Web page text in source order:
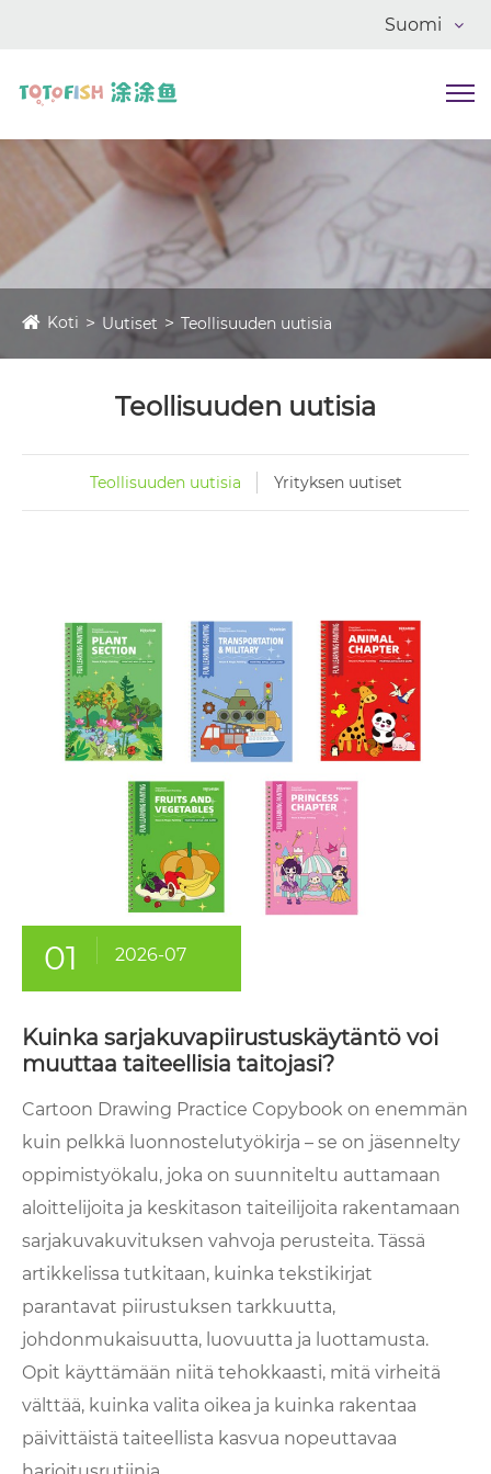
Suomi
Koti Uutiset Teollisuuden uutisia
Teollisuuden uutisia
Teollisuuden uutisia Yrityksen uutiset
01 2026-07
Kuinka sarjakuvapiirustuskäytäntö voi
muuttaa taiteellisia taitojasi?
Cartoon Drawing Practice Copybook on enemmän
kuin pelkkä luonnostelutyökirja – se on jäsennelty
oppimistyökalu, joka on suunniteltu auttamaan
aloittelijoita ja keskitason taiteilijoita rakentamaan
sarjakuvakuvituksen vahvoja perusteita. Tässä
artikkelissa tutkitaan, kuinka tekstikirjat
parantavat piirustuksen tarkkuutta,
johdonmukaisuutta, luovuutta ja luottamusta.
Opit käyttämään niitä tehokkaasti, mitä virheitä
välttää, kuinka valita oikea ja kuinka rakentaa
päivittäistä taiteellista kasvua nopeuttavaa